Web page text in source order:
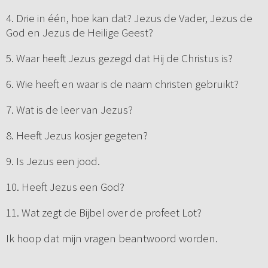
4. Drie in één, hoe kan dat? Jezus de Vader, Jezus de
God en Jezus de Heilige Geest?
5. Waar heeft Jezus gezegd dat Hij de Christus is?
6. Wie heeft en waar is de naam christen gebruikt?
7. Wat is de leer van Jezus?
8. Heeft Jezus kosjer gegeten?
9. Is Jezus een jood.
10. Heeft Jezus een God?
11. Wat zegt de Bijbel over de profeet Lot?
Ik hoop dat mijn vragen beantwoord worden.